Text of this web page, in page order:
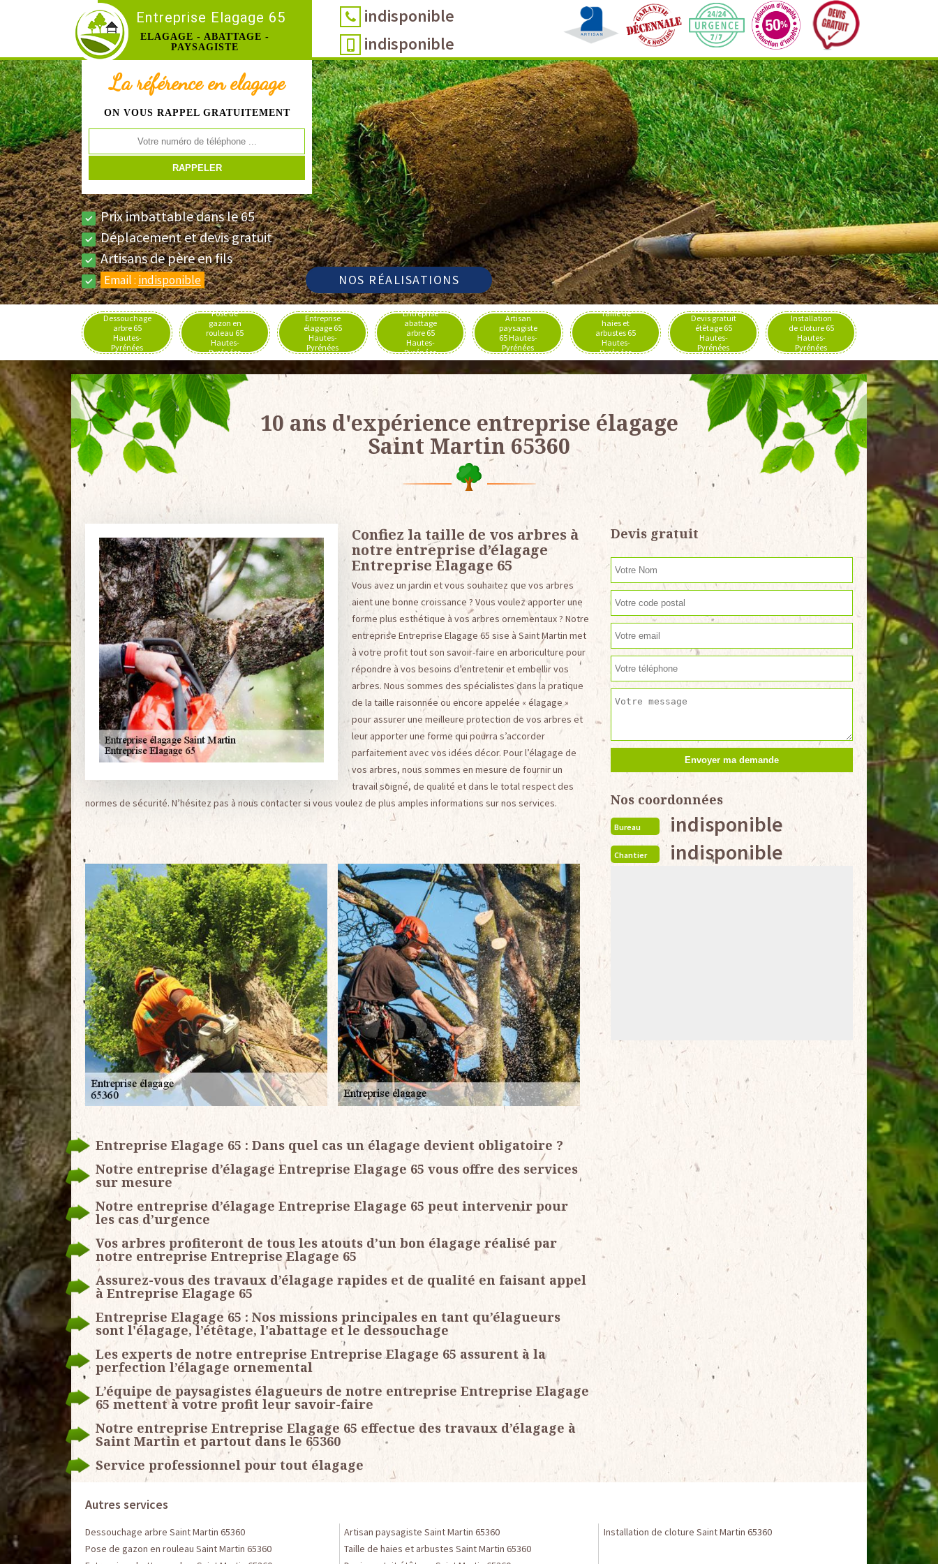
Entreprise Elagage 65
ELAGAGE - ABATTAGE -
PAYSAGISTE
indisponible
indisponible
La référence en elagage
ON VOUS RAPPEL GRATUITEMENT
Prix imbattable dans le 65
Déplacement et devis gratuit
Artisans de père en fils
Email : indisponible NOS RÉALISATIONS
Dessouchage
arbre 65
Hautes-
Pyrénées
Pose de
gazon en
rouleau 65
Hautes-
Pyrénées
Entreprise
élagage 65
Hautes-
Pyrénées
Entreprise
abattage
arbre 65
Hautes-
Pyrénées
Artisan
paysagiste
65 Hautes-
Pyrénées
Taille de
haies et
arbustes 65
Hautes-
Pyrénées
Devis gratuit
étêtage 65
Hautes-
Pyrénées
Installation
de cloture 65
Hautes-
Pyrénées
10 ans d'expérience entreprise élagage
Saint Martin 65360
Confiez la taille de vos arbres à
notre entreprise d’élagage
Entreprise Elagage 65
Vous avez un jardin et vous souhaitez que vos arbres
aient une bonne croissance ? Vous voulez apporter une
forme plus esthétique à vos arbres ornementaux ? Notre
entreprise Entreprise Elagage 65 sise à Saint Martin met
à votre profit tout son savoir-faire en arboriculture pour
répondre à vos besoins d’entretenir et embellir vos
arbres. Nous sommes des spécialistes dans la pratique
de la taille raisonnée ou encore appelée « élagage »
pour assurer une meilleure protection de vos arbres et
leur apporter une forme qui pourra s’accorder
parfaitement avec vos idées décor. Pour l’élagage de
vos arbres, nous sommes en mesure de fournir un
travail soigné, de qualité et dans le total respect des
normes de sécurité. N’hésitez pas à nous contacter si vous voulez de plus amples informations sur nos services.
Entreprise Elagage 65 : Dans quel cas un élagage devient obligatoire ?
Notre entreprise d’élagage Entreprise Elagage 65 vous offre des services
sur mesure
Notre entreprise d’élagage Entreprise Elagage 65 peut intervenir pour
les cas d’urgence
Vos arbres profiteront de tous les atouts d’un bon élagage réalisé par
notre entreprise Entreprise Elagage 65
Assurez-vous des travaux d’élagage rapides et de qualité en faisant appel
à Entreprise Elagage 65
Entreprise Elagage 65 : Nos missions principales en tant qu’élagueurs
sont l'élagage, l’étêtage, l'abattage et le dessouchage
Les experts de notre entreprise Entreprise Elagage 65 assurent à la
perfection l’élagage ornemental
L’équipe de paysagistes élagueurs de notre entreprise Entreprise Elagage
65 mettent à votre profit leur savoir-faire
Notre entreprise Entreprise Elagage 65 effectue des travaux d’élagage à
Saint Martin et partout dans le 65360
Service professionnel pour tout élagage
Devis gratuit
Nos coordonnées
Bureau indisponible
Chantier indisponible
Autres services
Dessouchage arbre Saint Martin 65360
Pose de gazon en rouleau Saint Martin 65360
Artisan paysagiste Saint Martin 65360
Taille de haies et arbustes Saint Martin 65360
Installation de cloture Saint Martin 65360